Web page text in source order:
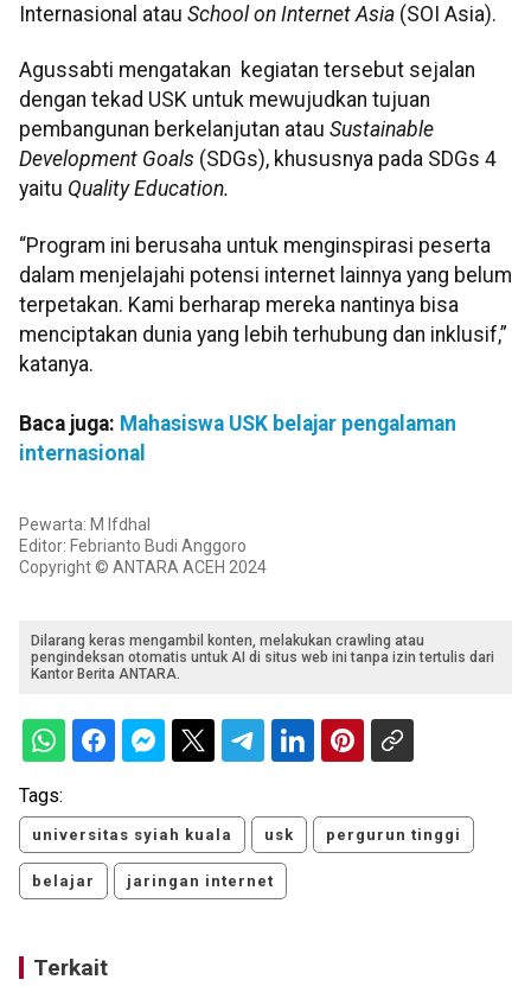
Internasional atau School on Internet Asia (SOI Asia).
Agussabti mengatakan kegiatan tersebut sejalan
dengan tekad USK untuk mewujudkan tujuan
pembangunan berkelanjutan atau Sustainable
Development Goals (SDGs), khususnya pada SDGs 4
yaitu Quality Education.
“Program ini berusaha untuk menginspirasi peserta
dalam menjelajahi potensi internet lainnya yang belum
terpetakan. Kami berharap mereka nantinya bisa
menciptakan dunia yang lebih terhubung dan inklusif,”
katanya.
Baca juga: Mahasiswa USK belajar pengalaman
internasional
Pewarta: M Ifdhal
Editor: Febrianto Budi Anggoro
Copyright © ANTARA ACEH 2024
Dilarang keras mengambil konten, melakukan crawling atau
pengindeksan otomatis untuk AI di situs web ini tanpa izin tertulis dari
Kantor Berita ANTARA.
Tags:
universitas syiah kuala usk pergurun tinggi
belajar jaringan internet
Terkait